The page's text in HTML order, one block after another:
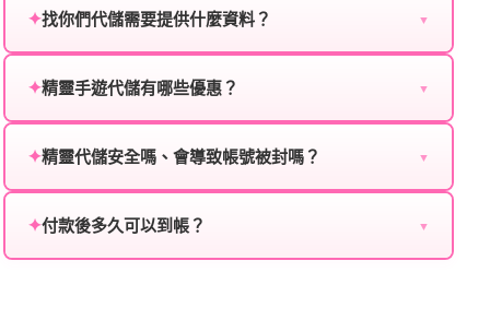
✦找你們代儲需要提供什麼資料？ ▼
服：
✦精靈手遊代儲有哪些優惠？ ▼
贈送、大額儲值優惠及節日限定活動，儲值最低6折
✦精靈代儲安全嗎、會導致帳號被封嗎？ ▼
單，不使用外掛程式、非法點數或異常儲值管道。您獲
✦付款後多久可以到帳？ ▼